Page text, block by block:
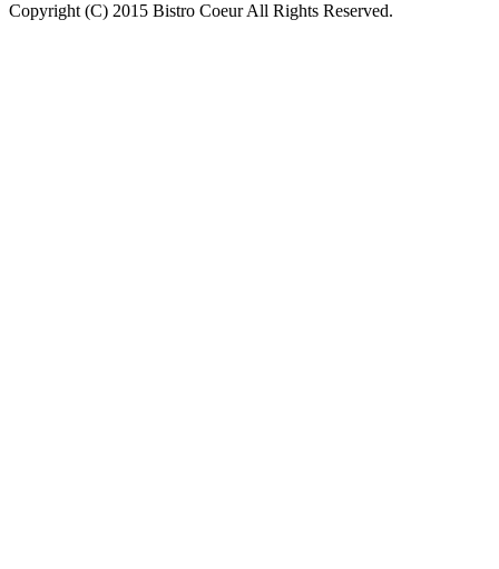
Copyright (C) 2015 Bistro Coeur All Rights Reserved.